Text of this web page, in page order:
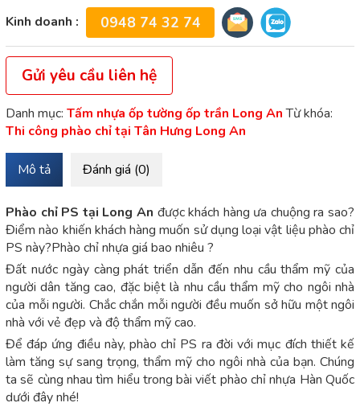
Kinh doanh : 0948 74 32 74
Gửi yêu cầu liên hệ
Danh mục: Tấm nhựa ốp tường ốp trần Long An Từ khóa:
Thi công phào chỉ tại Tân Hưng Long An
Mô tả Đánh giá (0)
Phào chỉ PS tại Long An được khách hàng ưa chuộng ra sao?
Điểm nào khiến khách hàng muốn sử dụng loại vật liệu phào chỉ
PS này?Phào chỉ nhựa giá bao nhiêu ?
Đất nước ngày càng phát triển dẫn đến nhu cầu thẩm mỹ của
người dân tăng cao, đặc biệt là nhu cầu thẩm mỹ cho ngôi nhà
của mỗi người. Chắc chắn mỗi người đều muốn sở hữu một ngôi
nhà với vẻ đẹp và độ thẩm mỹ cao.
Để đáp ứng điều này, phào chỉ PS ra đời với mục đích thiết kế
làm tăng sự sang trọng, thẩm mỹ cho ngôi nhà của bạn. Chúng
ta sẽ cùng nhau tìm hiểu trong bài viết phào chỉ nhựa Hàn Quốc
dưới đây nhé!